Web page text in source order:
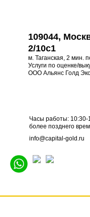
109044,
2/10с1
м. Таганская, 2 мин.
Услуги по оценке/
ООО Альянс Голд
Часы работы: 10:30-
более позднего
info@capital-gold.ru